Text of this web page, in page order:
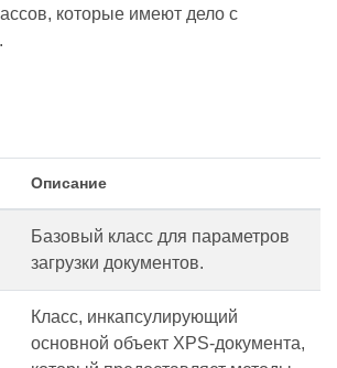
которые имеют дело с
Описание
Базовый класс для параметров
загрузки документов.
Класс, инкапсулирующий
основной объект XPS-документа,